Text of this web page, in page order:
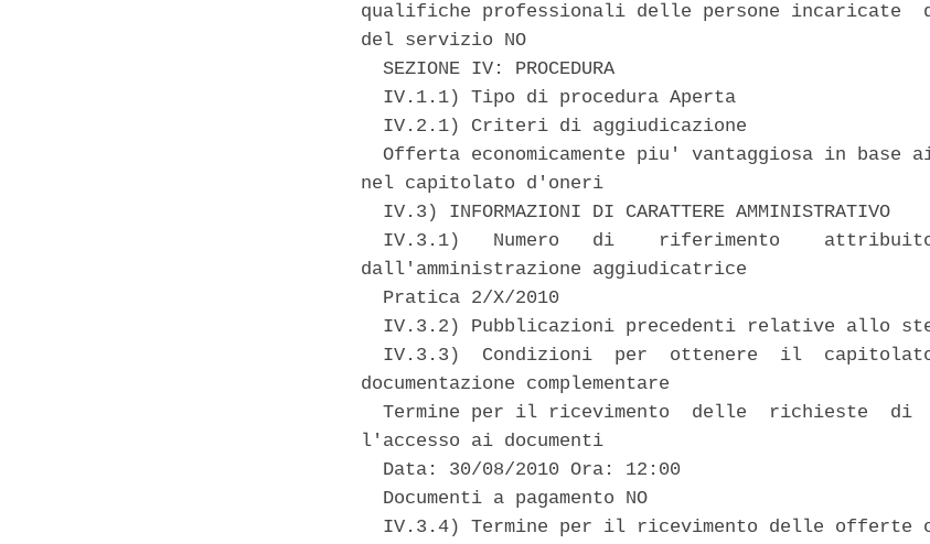
qualifiche professionali delle persone incaricate
del servizio NO
  SEZIONE IV: PROCEDURA
  IV.1.1) Tipo di procedura Aperta
  IV.2.1) Criteri di aggiudicazione
Offerta economicamente piu' vantaggiosa in base
nel capitolato d'oneri
  IV.3) INFORMAZIONI DI CARATTERE AMMINISTRATIVO
IV.3.1)   Numero   di    riferimento
dall'amministrazione aggiudicatrice
  Pratica 2/X/2010
IV.3.2) Pubblicazioni precedenti relative allo
IV.3.3)  Condizioni  per  ottenere  il
documentazione complementare
Termine per il ricevimento  delle  richieste  di
l'accesso ai documenti
  Data: 30/08/2010 Ora: 12:00
  Documenti a pagamento NO
IV.3.4) Termine per il ricevimento delle offerte